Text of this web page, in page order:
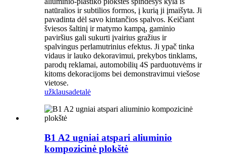
natūralios ir subtilios formos, į kurią ji įmaišyta. Ji
pavadinta dėl savo kintančios spalvos. Keičiant
šviesos šaltinį ir matymo kampą, gaminio
paviršius gali sukurti įvairius gražius ir
spalvingus perlamutrinius efektus. Ji ypač tinka
vidaus ir lauko dekoravimui, prekybos tinklams,
parodų reklamai, automobilių 4S parduotuvėms ir
kitoms dekoracijoms bei demonstravimui viešose
vietose.
užklausadetalė
B1 A2 ugniai atspari aliuminio
kompozicinė plokštė